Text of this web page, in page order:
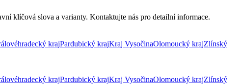
klíčová slova a varianty. Kontaktujte nás pro detailní informace.
krajPardubický krajKraj VysočinaOlomoucký krajZlínský
krajPardubický krajKraj VysočinaOlomoucký krajZlínský